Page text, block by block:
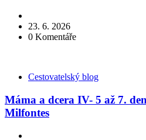
23. 6. 2026
0 Komentáře
KategorieCestovatelský blog
Máma a dcera IV- 5 až 7.
Milfontes